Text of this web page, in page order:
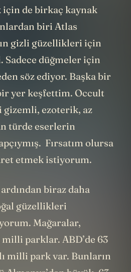
de birkaç kaynak
biri Atlas
gizli güzellikleri için
düğmeler için
söz ediyor. Başka bir
yer keşfettim. Occult
gizemli, ezoterik, az
türde eserlerin
Fırsatım olursa
etmek istiyorum.
biraz daha
güzellikleri
Mağaralar,
parklar. ABD’de 63
milli park var. Bunların